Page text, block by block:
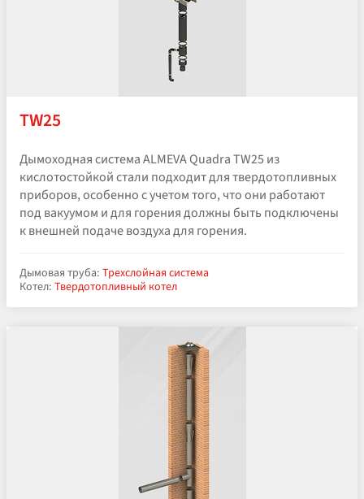
TW25
Дымоходная система ALMEVA Quadra TW25 из
кислотостойкой стали подходит для твердотопливных
приборов, особенно с учетом того, что они работают
под вакуумом и для горения должны быть подключены
к внешней подаче воздуха для горения.
Дымовая труба: Трехслойная система
Котел: Твердотопливный котел